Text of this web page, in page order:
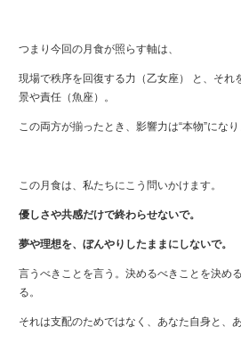
つまり今回の月食が照らす軸は、
現場で秩序を回復する力（乙女座） と、それ
景や責任（魚座）。
この両方が揃ったとき、影響力は“本物”になり
この月食は、私たちにこう問いかけます。
優しさや共感だけで終わらせないで。
夢や理想を、ぼんやりしたままにしないで。
言うべきことを言う。決めるべきことを決め
る。
それは支配のためではなく、あなた自身と、